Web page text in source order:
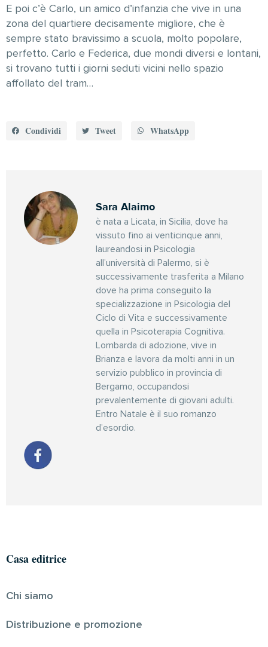
E poi c’è Carlo, un amico d’infanzia che vive in una
zona del quartiere decisamente migliore, che è
sempre stato bravissimo a scuola, molto popolare,
perfetto. Carlo e Federica, due mondi diversi e lontani,
si trovano tutti i giorni seduti vicini nello spazio
affollato del tram…
Condividi Tweet WhatsApp
Sara Alaimo
è nata a Licata, in Sicilia, dove ha
vissuto fino ai venticinque anni,
laureandosi in Psicologia
all’università di Palermo, si è
successivamente trasferita a Milano
dove ha prima conseguito la
specializzazione in Psicologia del
Ciclo di Vita e successivamente
quella in Psicoterapia Cognitiva.
Lombarda di adozione, vive in
Brianza e lavora da molti anni in un
servizio pubblico in provincia di
Bergamo, occupandosi
prevalentemente di giovani adulti.
Entro Natale è il suo romanzo
d’esordio.
Casa editrice
Chi siamo
Distribuzione e promozione